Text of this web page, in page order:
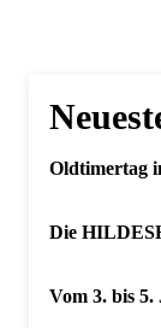
Oldtimertag
Die
Vom 3. bis